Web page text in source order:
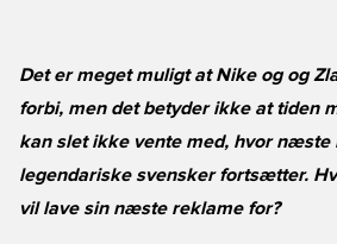
Det er meget muligt at Nike og og
forbi, men det betyder ikke at tiden
kan slet ikke vente med, hvor næste
legendariske svensker fortsætter.
vil lave sin næste reklame for?